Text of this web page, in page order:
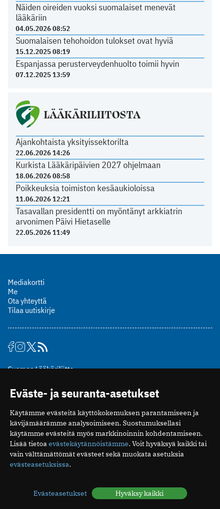
Näiden oireiden vuoksi suomalaiset menevät
lääkäriin
04.05.2026 08:52
Suomalaisen tehohoidon tulokset ovat hyviä
15.12.2025 08:19
Espanjassa perusterveydenhuolto toimii hyvin
07.12.2025 13:59
LÄÄKÄRILIITOSTA
Ajankohtaista yksityissektorilta
22.06.2026 14:26
Kurkista Lääkäripäivien 2027 ohjelmaan
18.06.2026 08:58
Poikkeuksia toimiston kesäaukioloissa
11.06.2026 12:21
Tasavallan presidentti on myöntänyt arkkiatrin
arvonimen Päivi Hietaselle
22.05.2026 11:49
Mediakortti
Me
Ota yhteyttä
Tilaa uutiskirje
Suomen Lääkäriliitto
00510 Helsinki
puh. (09) 393 091
toimitus@potilaanlaakarilehti.fi
ISSN 2323-9476
Eväste- ja seuranta-asetukset
Käytämme evästeitä käyttökokemuksen parantamiseen ja
kävijämäärämme analysoimiseen. Suostumuksellasi
käytämme evästeitä myös markkinoinnin kohdentamiseen.
Lisää tietoa evästekäytännöistämme. Voit hyväksyä kaikki tai
vain välttämättömät evästeet sekä muokata asetuksia
evästeasetuksissa.
Evästeasetukset Hyväksy kaikki